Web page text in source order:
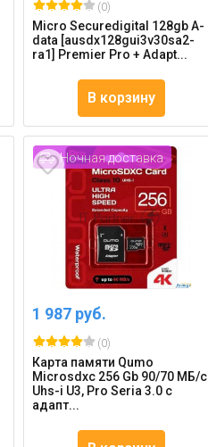
(0)
Micro Securedigital 128gb A-
data [ausdx128gui3v30sa2-
ra1] Premier Pro + Adapt...
В корзину
Ночная доставка
1 987 руб.
(0)
Карта памяти Qumo
Microsdxc 256 Gb 90/70 МБ/с
Uhs-i U3, Pro Seria 3.0 с
адапт...